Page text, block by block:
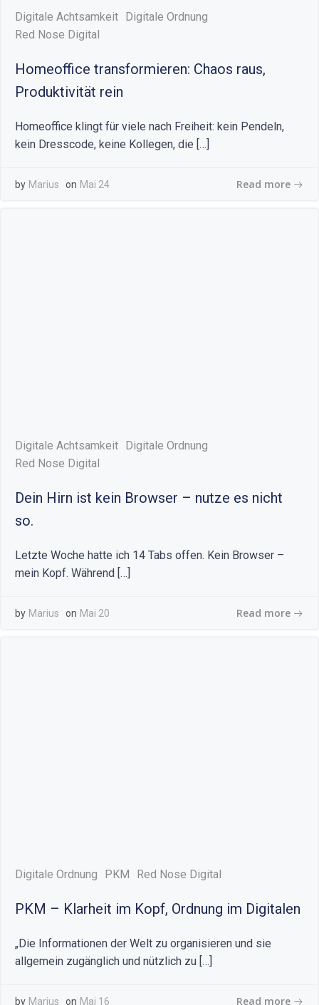
Digitale Achtsamkeit Digitale Ordnung
Red Nose Digital
Homeoffice transformieren: Chaos raus,
Produktivität rein
Homeoffice klingt für viele nach Freiheit: kein Pendeln,
kein Dresscode, keine Kollegen, die […]
by Marius on Mai 24 Read more
Digitale Achtsamkeit Digitale Ordnung
Red Nose Digital
Dein Hirn ist kein Browser – nutze es nicht
so.
Letzte Woche hatte ich 14 Tabs offen. Kein Browser –
mein Kopf. Während […]
by Marius on Mai 20 Read more
Digitale Ordnung PKM Red Nose Digital
PKM – Klarheit im Kopf, Ordnung im Digitalen
„Die Informationen der Welt zu organisieren und sie
allgemein zugänglich und nützlich zu […]
by Marius on Mai 16 Read more